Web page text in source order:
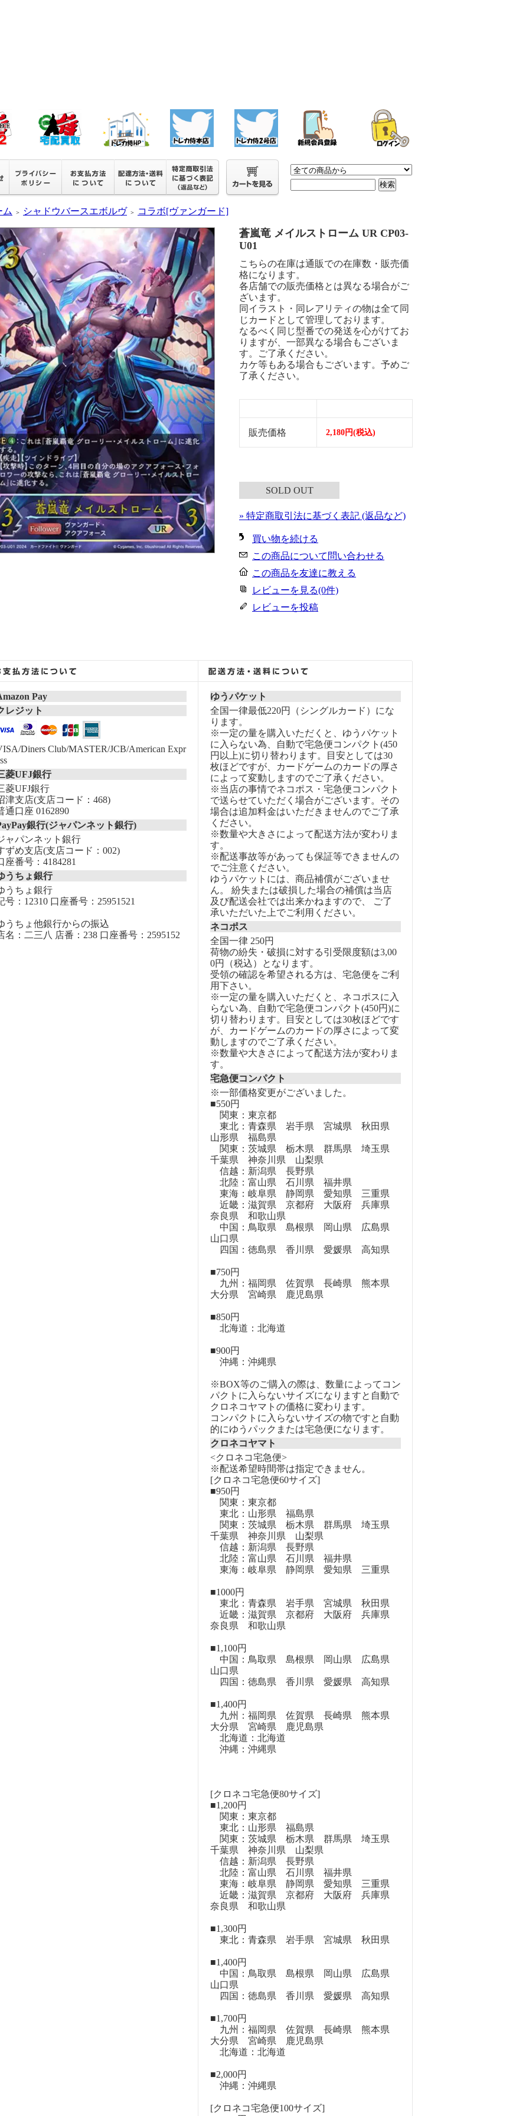
ム ＞ シャドウバースエボルヴ ＞ コラボ[ヴァンガード]
蒼嵐竜 メイルストローム UR CP03-
U01
こちらの在庫は通販での在庫数・販売価
格になります。
各店舗での販売価格とは異なる場合がご
ざいます。
同イラスト・同レアリティの物は全て同
じカードとして管理しております。
なるべく同じ型番での発送を心がけてお
りますが、一部異なる場合もございま
す。ご了承ください。
カケ等もある場合もございます。予めご
了承ください。
販売価格 2,180円(税込)
SOLD OUT
» 特定商取引法に基づく表記 (返品など)
買い物を続ける
この商品について問い合わせる
この商品を友達に教える
レビューを見る(0件)
レビューを投稿
Pay
レジット
Diners Club/MASTER/JCB/American Expr
菱UFJ銀行
菱UFJ銀行
津支店(支店コード：468)
通口座 0162890
銀行(ジャパンネット銀行)
ャパンネット銀行
ずめ支店(支店コード：002)
座番号：4184281
うちょ銀行
うちょ銀行
号：12310 口座番号：25951521
うちょ他銀行からの振込
名：二三八 店番：238 口座番号：2595152
ゆうパケット
全国一律最低220円（シングルカード）にな
ります。
※一定の量を購入いただくと、ゆうパケット
に入らない為、自動で宅急便コンパクト(450
円以上)に切り替わります。目安としては30
枚ほどですが、カードゲームのカードの厚さ
によって変動しますのでご了承ください。
※当店の事情でネコポス・宅急便コンパクト
で送らせていただく場合がございます。その
場合は追加料金はいただきませんのでご了承
ください。
※数量や大きさによって配送方法が変わりま
す。
※配送事故等があっても保証等できませんの
でご注意ください。
ゆうパケットには、商品補償がございませ
ん。 紛失または破損した場合の補償は当店
及び配送会社では出来かねますので、 ご了
承いただいた上でご利用ください。
ネコポス
全国一律 250円
荷物の紛失・破損に対する引受限度額は3,00
0円（税込）となります。
受領の確認を希望される方は、宅急便をご利
用下さい。
※一定の量を購入いただくと、ネコポスに入
らない為、自動で宅急便コンパクト(450円)に
切り替わります。目安としては30枚ほどです
が、カードゲームのカードの厚さによって変
動しますのでご了承ください。
※数量や大きさによって配送方法が変わりま
す。
宅急便コンパクト
※一部価格変更がございました。
■550円
関東：東京都
東北：青森県 岩手県 宮城県 秋田県
山形県 福島県
関東：茨城県 栃木県 群馬県 埼玉県
千葉県 神奈川県 山梨県
信越：新潟県 長野県
北陸：富山県 石川県 福井県
東海：岐阜県 静岡県 愛知県 三重県
近畿：滋賀県 京都府 大阪府 兵庫県
奈良県 和歌山県
中国：鳥取県 島根県 岡山県 広島県
山口県
四国：徳島県 香川県 愛媛県 高知県
■750円
九州：福岡県 佐賀県 長崎県 熊本県
大分県 宮崎県 鹿児島県
■850円
北海道：北海道
■900円
沖縄：沖縄県
※BOX等のご購入の際は、数量によってコン
パクトに入らないサイズになりますと自動で
クロネコヤマトの価格に変わります。
コンパクトに入らないサイズの物ですと自動
的にゆうパックまたは宅急便になります。
クロネコヤマト
<クロネコ宅急便>
※配送希望時間帯は指定できません。
[クロネコ宅急便60サイズ]
■950円
関東：東京都
東北：山形県 福島県
関東：茨城県 栃木県 群馬県 埼玉県
千葉県 神奈川県 山梨県
信越：新潟県 長野県
北陸：富山県 石川県 福井県
東海：岐阜県 静岡県 愛知県 三重県
■1000円
東北：青森県 岩手県 宮城県 秋田県
近畿：滋賀県 京都府 大阪府 兵庫県
奈良県 和歌山県
■1,100円
中国：鳥取県 島根県 岡山県 広島県
山口県
四国：徳島県 香川県 愛媛県 高知県
■1,400円
九州：福岡県 佐賀県 長崎県 熊本県
大分県 宮崎県 鹿児島県
北海道：北海道
沖縄：沖縄県
[クロネコ宅急便80サイズ]
■1,200円
関東：東京都
東北：山形県 福島県
関東：茨城県 栃木県 群馬県 埼玉県
千葉県 神奈川県 山梨県
信越：新潟県 長野県
北陸：富山県 石川県 福井県
東海：岐阜県 静岡県 愛知県 三重県
近畿：滋賀県 京都府 大阪府 兵庫県
奈良県 和歌山県
■1,300円
東北：青森県 岩手県 宮城県 秋田県
■1,400円
中国：鳥取県 島根県 岡山県 広島県
山口県
四国：徳島県 香川県 愛媛県 高知県
■1,700円
九州：福岡県 佐賀県 長崎県 熊本県
大分県 宮崎県 鹿児島県
北海道：北海道
■2,000円
沖縄：沖縄県
[クロネコ宅急便100サイズ]